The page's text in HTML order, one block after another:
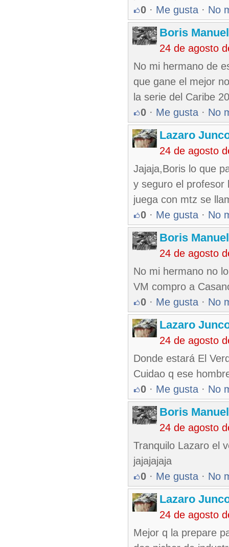
0 · Me gusta · No
Boris
24 de agosto
No mi hermano de
que gane el mejor
la serie del Caribe
0 · Me gusta · No
Lazaro
24 de agosto
Jajaja,Boris lo que
y seguro el profesor
juega con mtz se
0 · Me gusta · No
Boris
24 de agosto
No mi hermano no
VM compro a
0 · Me gusta · No
Lazaro
24 de agosto
Donde estará El
Cuidao q ese
0 · Me gusta · No
Boris
24 de agosto
Tranquilo Lazaro el
jajajajaja
0 · Me gusta · No
Lazaro
24 de agosto
Mejor q la prepare